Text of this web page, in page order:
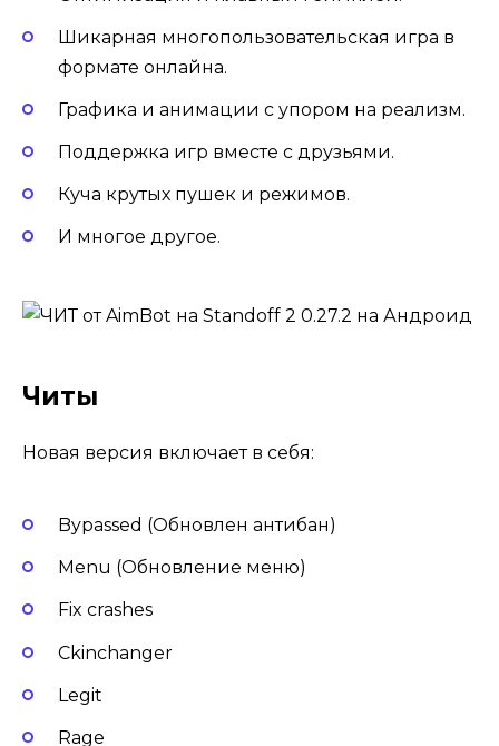
Шикарная многопользовательская игра в
формате онлайна.
Графика и анимации с упором на реализм.
Поддержка игр вместе с друзьями.
Куча крутых пушек и режимов.
И многое другое.
Читы
Новая версия включает в себя:
Bypassed (Обновлен антибан)
Menu (Обновление меню)
Fix crashes
Ckinchanger
Legit
Rage